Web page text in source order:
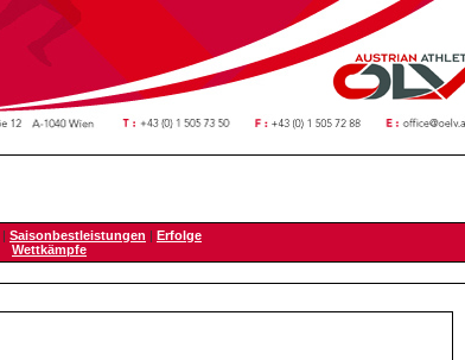
| Saisonbestleistungen | Erfolge
Wettkämpfe